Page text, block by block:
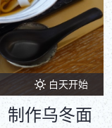
白天开始
制作乌冬面